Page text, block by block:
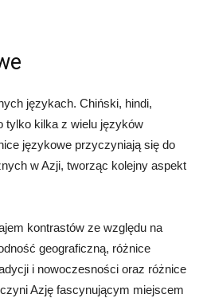
językach. Chiński, hindi,
tylko kilka z wielu języków
językowe przyczyniają się do
w Azji, tworząc kolejny aspekt
kontrastów ze względu na
geograficzną, różnice
i nowoczesności oraz różnice
Azję fascynującym miejscem